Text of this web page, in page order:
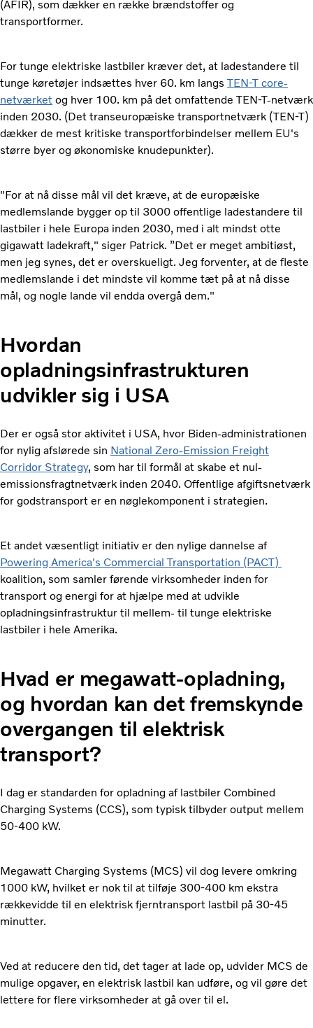
(AFIR), som dækker en række brændstoffer og
transportformer.
For tunge elektriske lastbiler kræver det, at ladestandere til
tunge køretøjer indsættes hver 60. km langsTEN-T core-
netværket og hver 100. km på det omfattende TEN-T-netværk
inden 2030. (Det transeuropæiske transportnetværk (TEN-T)
dækker de mest kritiske transportforbindelser mellem EU's
større byer og økonomiske knudepunkter).
"For at nå disse mål vil det kræve, at de europæiske
medlemslande bygger op til 3000 offentlige ladestandere til
lastbiler i hele Europa inden 2030, med i alt mindst otte
gigawatt ladekraft," siger Patrick. ”Det er meget ambitiøst,
men jeg synes, det er overskueligt. Jeg forventer, at de fleste
medlemslande i det mindste vil komme tæt på at nå disse
mål, og nogle lande vil endda overgå dem."
Hvordan
opladningsinfrastrukturen
udvikler sig i USA
Der er også stor aktivitet i USA, hvor Biden-administrationen
for nylig afslørede sin National Zero-Emission Freight
Corridor Strategy, som har til formål at skabe et nul-
emissionsfragtnetværk inden 2040. Offentlige afgiftsnetværk
for godstransport er en nøglekomponent i strategien.
Et andet væsentligt initiativ er den nylige dannelse af
Powering America's Commercial Transportation (PACT)
koalition, som samler førende virksomheder inden for
transport og energi for at hjælpe med at udvikle
opladningsinfrastruktur til mellem- til tunge elektriske
lastbiler i hele Amerika.
Hvad er megawatt-opladning,
og hvordan kan det fremskynde
overgangen til elektrisk
transport?
I dag er standarden for opladning af lastbiler Combined
Charging Systems (CCS), som typisk tilbyder output mellem
50-400 kW.
Megawatt Charging Systems (MCS) vil dog levere omkring
1000 kW, hvilket er nok til at tilføje 300-400 km ekstra
rækkevidde til en elektrisk fjerntransport lastbil på 30-45
minutter.
Ved at reducere den tid, det tager at lade op, udvider MCS de
mulige opgaver, en elektrisk lastbil kan udføre, og vil gøre det
lettere for flere virksomheder at gå over til el.